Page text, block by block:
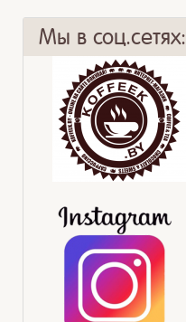
Худеем с чаем
Мы в соц.сетях: